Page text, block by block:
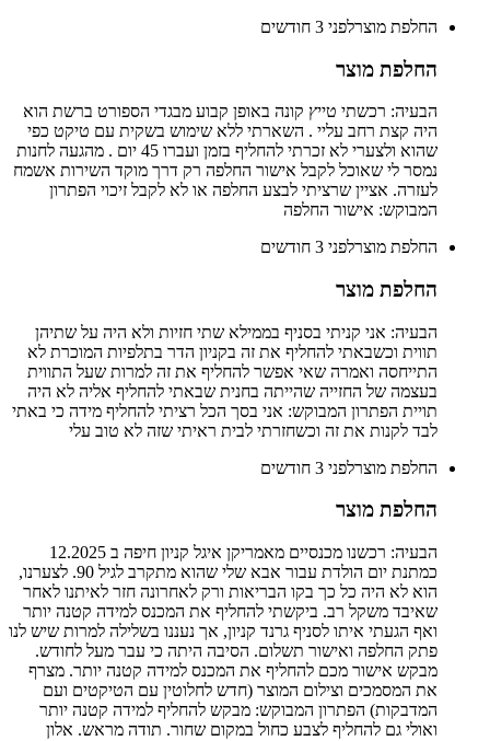
החלפת מוצרלפני 3 חודשים
החלפת מוצר
הבעיה: רכשתי טייץ קונה באופן קבוע מבגדי הספורט ברשת הוא
היה קצת רחב עליי . השארתי ללא שימוש בשקית עם טיקט כפי
שהוא ולצערי לא זכרתי להחליף בזמן ועברו 45 יום . מהגעה לחנות
נמסר לי שאוכל לקבל אישור החלפה רק דרך מוקד השירות אשמח
לעזרה. אציין שרציתי לבצע החלפה או לא לקבל זיכוי הפתרון
המבוקש: אישור החלפה
החלפת מוצרלפני 3 חודשים
החלפת מוצר
הבעיה: אני קניתי בסניף בממילא שתי חזיות ולא היה על שתיהן
תווית וכשבאתי להחליף את זה בקניון הדר בתלפיות המוכרת לא
התייחסה ואמרה שאי אפשר להחליף את זה למרות שעל התווית
בעצמה של החזייה שהייתה בחנית שבאתי להחליף אליה לא היה
תויית הפתרון המבוקש: אני בסך הכל רציתי להחליף מידה כי באתי
לבד לקנות את זה וכשחזרתי לבית ראיתי שזה לא טוב עלי
החלפת מוצרלפני 3 חודשים
החלפת מוצר
הבעיה: רכשנו מכנסיים מאמריקן איגל קניון חיפה ב 12.2025
כמתנת יום הולדת עבור אבא שלי שהוא מתקרב לגיל 90. לצערנו,
הוא לא היה כל כך בקו הבריאות ורק לאחרונה חזר לאיתנו לאחר
שאיבד משקל רב. ביקשתי להחליף את המכנס למידה קטנה יותר
ואף הגעתי איתו לסניף גרנד קניון, אך נעננו בשלילה למרות שיש לנו
פתק החלפה ואישור תשלום. הסיבה היתה כי עבר מעל לחודש.
מבקש אישור מכם להחליף את המכנס למידה קטנה יותר. מצרף
את המסמכים וצילום המוצר (חדש לחלוטין עם הטיקטים ועם
המדבקות) הפתרון המבוקש: מבקש להחליף למידה קטנה יותר
ואולי גם להחליף לצבע כחול במקום שחור. תודה מראש. אלון